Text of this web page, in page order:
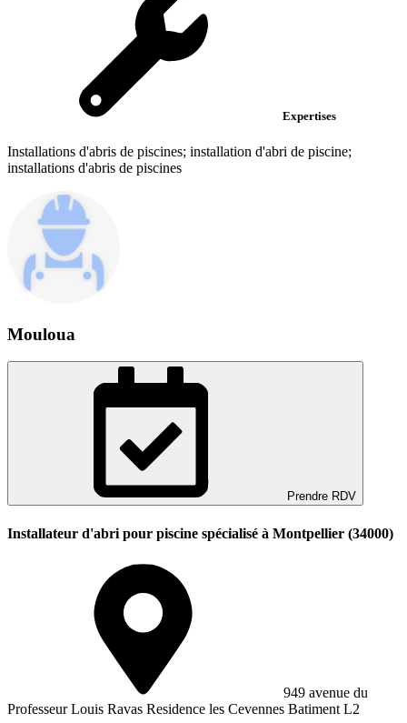
Expertises
Installations d'abris de piscines; installation d'abri de piscine;
installations d'abris de piscines
Mouloua
Prendre RDV
Installateur d'abri pour piscine spécialisé à Montpellier (34000)
949 avenue du
Professeur Louis Ravas Residence les Cevennes Batiment L2